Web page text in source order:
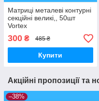
Матриці металеві контурні
секційні великі,, 50шт
Vortex
300 ₴ 485 ₴
Купити
Акційні пропозиції та
–38%